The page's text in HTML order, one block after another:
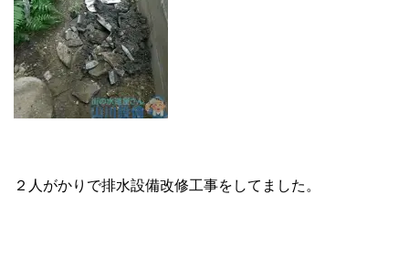
２人がかりで排水設備改修工事をしてました。